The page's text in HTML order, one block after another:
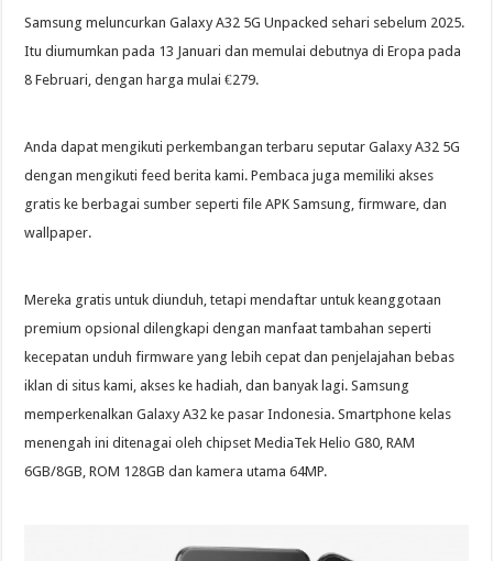
Samsung meluncurkan Galaxy A32 5G Unpacked sehari sebelum 2025.
Itu diumumkan pada 13 Januari dan memulai debutnya di Eropa pada
8 Februari, dengan harga mulai €279.
Anda dapat mengikuti perkembangan terbaru seputar Galaxy A32 5G
dengan mengikuti feed berita kami. Pembaca juga memiliki akses
gratis ke berbagai sumber seperti file APK Samsung, firmware, dan
wallpaper.
Mereka gratis untuk diunduh, tetapi mendaftar untuk keanggotaan
premium opsional dilengkapi dengan manfaat tambahan seperti
kecepatan unduh firmware yang lebih cepat dan penjelajahan bebas
iklan di situs kami, akses ke hadiah, dan banyak lagi. Samsung
memperkenalkan Galaxy A32 ke pasar Indonesia. Smartphone kelas
menengah ini ditenagai oleh chipset MediaTek Helio G80, RAM
6GB/8GB, ROM 128GB dan kamera utama 64MP.